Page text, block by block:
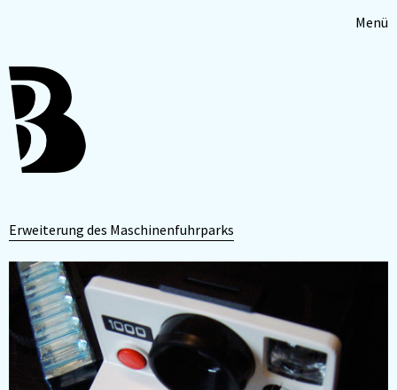
Menü
Erweiterung des Maschinenfuhrparks